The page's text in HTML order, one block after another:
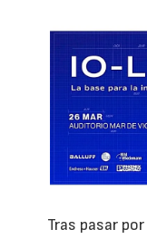
Tras pasar